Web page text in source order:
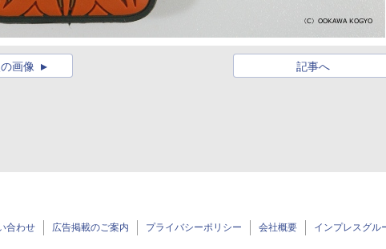
記事へ
画像
合わせ 広告掲載のご案内 プライバシーポリシー 会社概要 インプレスグル